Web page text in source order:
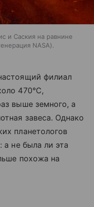
и Саския на равнине
NASA).
филиал
470°C,
выше земного, а
завеса. Однако
планетологов
а не была ли эта
похожа на